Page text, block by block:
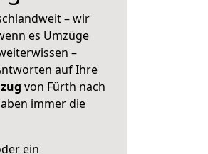
– wir
es Umzüge
–
auf Ihre
von Fürth nach
immer die
ein